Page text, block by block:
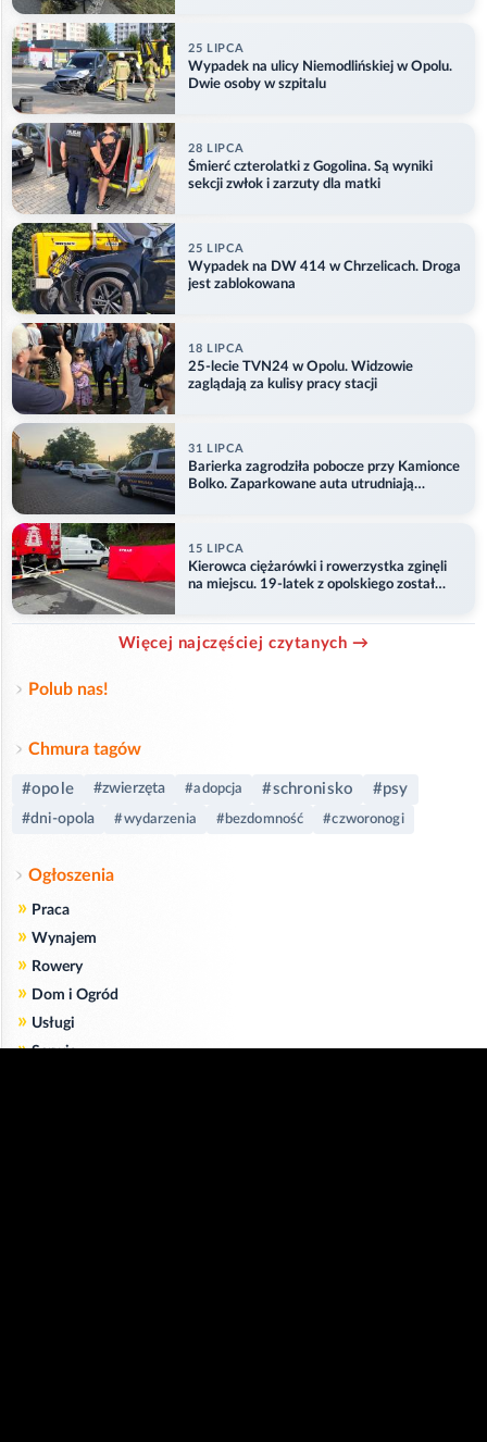
25 LIPCA
Wypadek na ulicy Niemodlińskiej w Opolu.
Dwie osoby w szpitalu
28 LIPCA
Śmierć czterolatki z Gogolina. Są wyniki
sekcji zwłok i zarzuty dla matki
25 LIPCA
Wypadek na DW 414 w Chrzelicach. Droga
jest zablokowana
18 LIPCA
25-lecie TVN24 w Opolu. Widzowie
zaglądają za kulisy pracy stacji
31 LIPCA
Barierka zagrodziła pobocze przy Kamionce
Bolko. Zaparkowane auta utrudniają
15 LIPCA
Kierowca ciężarówki i rowerzystka zginęli
na miejscu. 19-latek z opolskiego został
Więcej najczęściej czytanych →
Polub nas!
Chmura tagów
#opole #zwierzęta #adopcja #schronisko #psy
#dni-opola #wydarzenia #bezdomność #czworonogi
Ogłoszenia
» Praca
» Wynajem
» Rowery
» Dom i Ogród
» Usługi
» Serwis